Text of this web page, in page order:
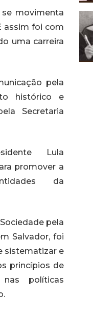
movimenta
assim foi com
uma carreira
pela
histórico e
Secretaria
Lula
promover a
da
pela
Salvador, foi
sistematizar e
princípios de
políticas